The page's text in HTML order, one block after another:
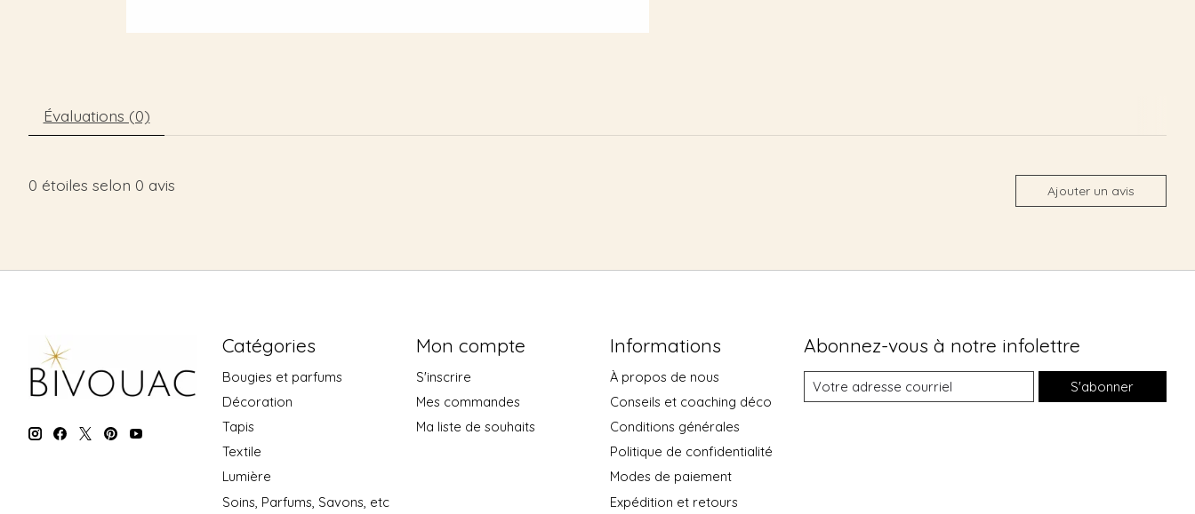
Évaluations (0)
0 étoiles selon 0 avis Ajouter un avis
Catégories
Bougies et parfums
Décoration
Tapis
Textile
Lumière
Soins, Parfums, Savons, etc
Mon compte
S'inscrire
Mes commandes
Ma liste de souhaits
Informations
À propos de nous
Conseils et coaching déco
Conditions générales
Politique de confidentialité
Modes de paiement
Expédition et retours
Abonnez-vous à notre infolettre
S'abonner